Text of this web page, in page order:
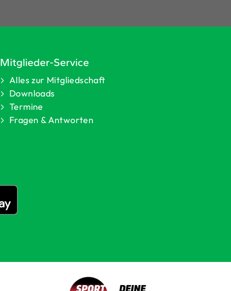
Mitglieder-Service
Alles zur Mitgliedschaft
Downloads
Termine
Fragen & Antworten